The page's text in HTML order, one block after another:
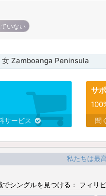
いない
女 Zamboanga Peninsula
サービス
サ
聞
私たちは最
でシングルを見つける： フィリ